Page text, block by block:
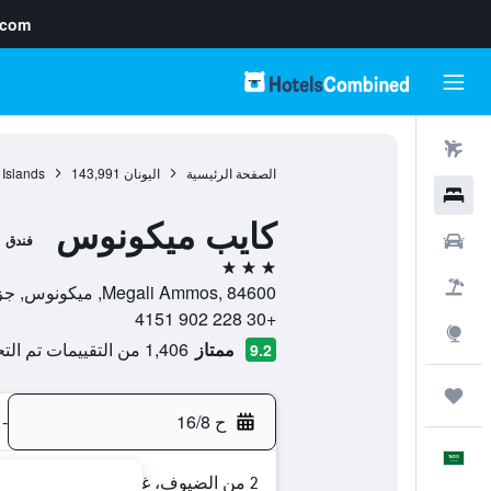
الصفحة الرئيسية اليونان 143,991
كايب ميكونوس فندق
3 نجوم
Megali Ammos, 84600, ميكونوس, جزيرة ميكنوس, اليونان
+30 228 902 4151
9.2 ممتاز 1,406 من التقييمات تم التحقق منها
ح 16/8 -
2 من الضيوف، غرفة واحدة